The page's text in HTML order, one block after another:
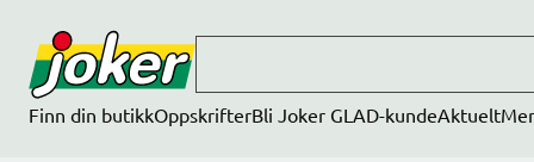
Finn din butikkOppskrifterBli Joker GLAD-kundeAktueltMer